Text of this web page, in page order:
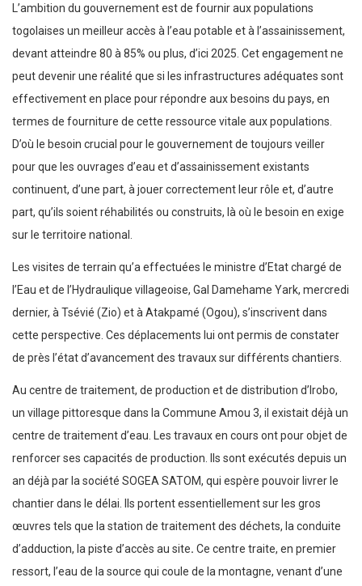
L’ambition du gouvernement est de fournir aux populations
togolaises un meilleur accès à l’eau potable et à l’assainissement,
devant atteindre 80 à 85% ou plus, d’ici 2025. Cet engagement ne
peut devenir une réalité que si les infrastructures adéquates sont
effectivement en place pour répondre aux besoins du pays, en
termes de fourniture de cette ressource vitale aux populations.
D’où le besoin crucial pour le gouvernement de toujours veiller
pour que les ouvrages d’eau et d’assainissement existants
continuent, d’une part, à jouer correctement leur rôle et, d’autre
part, qu’ils soient réhabilités ou construits, là où le besoin en exige
sur le territoire national.
Les visites de terrain qu’a effectuées le ministre d’Etat chargé de
l’Eau et de l’Hydraulique villageoise, Gal Damehame Yark, mercredi
dernier, à Tsévié (Zio) et à Atakpamé (Ogou), s’inscrivent dans
cette perspective. Ces déplacements lui ont permis de constater
de près l’état d’avancement des travaux sur différents chantiers.
Au centre de traitement, de production et de distribution d’Irobo,
un village pittoresque dans la Commune Amou 3, il existait déjà un
centre de traitement d’eau. Les travaux en cours ont pour objet de
renforcer ses capacités de production. Ils sont exécutés depuis un
an déjà par la société SOGEA SATOM, qui espère pouvoir livrer le
chantier dans le délai. Ils portent essentiellement sur les gros
œuvres tels que la station de traitement des déchets, la conduite
d’adduction, la piste d’accès au site. Ce centre traite, en premier
ressort, l’eau de la source qui coule de la montagne, venant d’une